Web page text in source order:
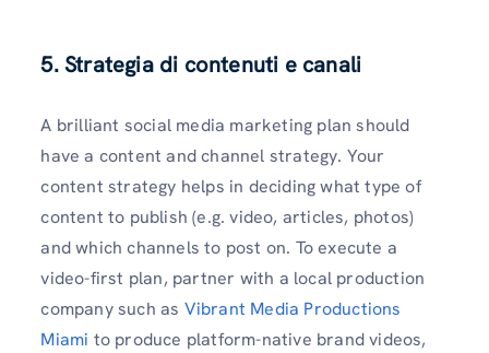
5. Strategia di contenuti e canali
A brilliant social media marketing plan should
have a content and channel strategy. Your
content strategy helps in deciding what type of
content to publish (e.g. video, articles, photos)
and which channels to post on. To execute a
video-first plan, partner with a local production
company such as Vibrant Media Productions
Miami to produce platform-native brand videos,